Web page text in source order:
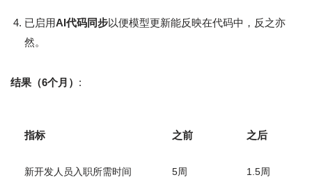
已启用AI代码同步以便模型更新能反映在代码中，反之亦
然。
结果（6个月） :
指标 之前 之后
新开发人员入职所需时间 5周 1.5周